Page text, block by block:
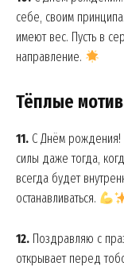
себе, своим
имеют вес. Пусть в
направление.
Тёплые
11. С Днём рождения!
силы даже тогда,
всегда будет
останавливаться.
12. Поздравляю с
открывает перед